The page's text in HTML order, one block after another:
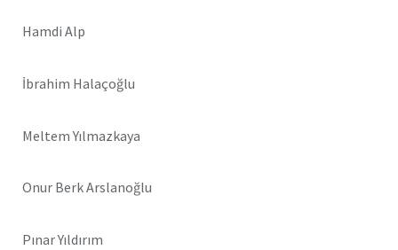
Hamdi Alp
İbrahim Halaçoğlu
Meltem Yılmazkaya
Onur Berk Arslanoğlu
Pınar Yıldırım